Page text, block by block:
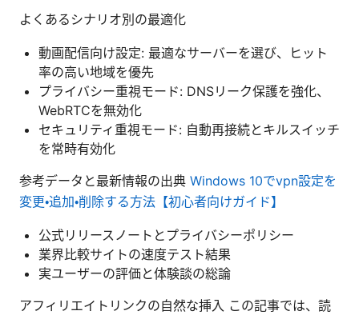
よくあるシナリオ別の最適化
動画配信向け設定: 最適なサーバーを選び、ヒット
率の高い地域を優先
プライバシー重視モード: DNSリーク保護を強化、
WebRTCを無効化
セキュリティ重視モード: 自動再接続とキルスイッチ
を常時有効化
参考データと最新情報の出典 Windows 10でvpn設定を
変更・追加・削除する方法【初心者向けガイド】
公式リリースノートとプライバシーポリシー
業界比較サイトの速度テスト結果
実ユーザーの評価と体験談の総論
アフィリエイトリンクの自然な挿入 この記事では、読